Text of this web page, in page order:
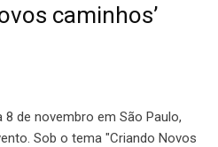
caminhos’
de novembro em São Paulo,
Sob o tema "Criando Novos